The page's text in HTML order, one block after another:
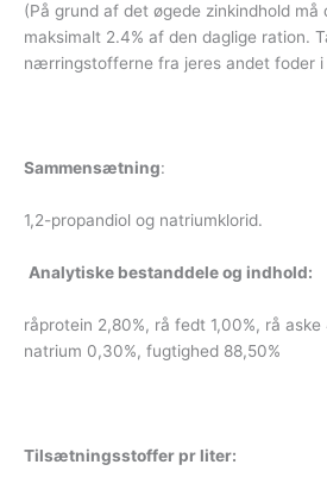
(På grund af det øgede zinkindhold må
maksimalt 2.4% af den daglige ration.
nærringstofferne fra jeres andet foder i
Sammensætning:
1,2-propandiol og natriumklorid.
Analytiske bestanddele og indhold:
råprotein 2,80%, rå fedt 1,00%, rå
natrium 0,30%, fugtighed 88,50%
Tilsætningsstoffer pr liter: